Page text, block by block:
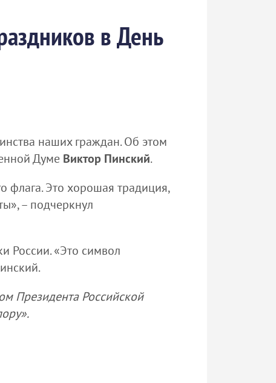
в День
наших граждан. Об этом
Думе Виктор Пинский.
флага. Это хорошая традиция,
– подчеркнул
России. «Это символ
Президента Российской